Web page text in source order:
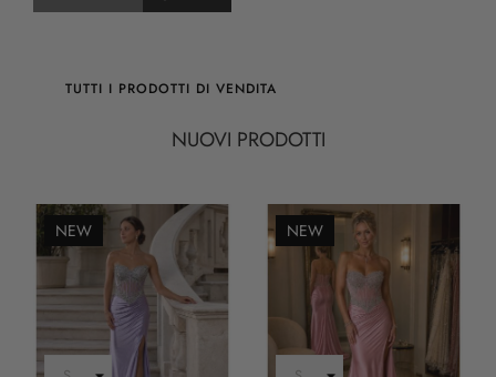
TUTTI I PRODOTTI DI VENDITA
NUOVI PRODOTTI
NEW NEW